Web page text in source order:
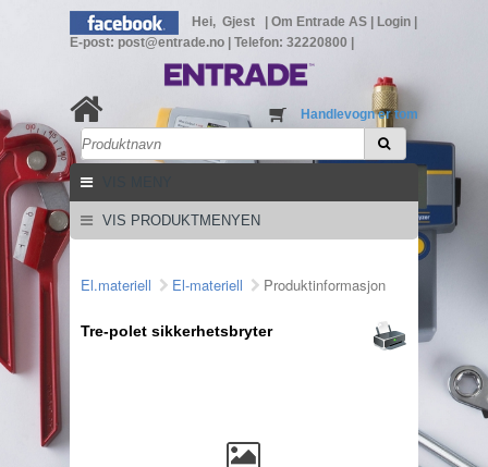
Hei, Gjest Om Entrade AS Login
E-post: post@entrade.no
Telefon: 32220800
Handlevogn er tom
VIS PRODUKTMENYEN
El.materiell El-materiell Produktinformasjon
Tre-polet sikkerhetsbryter